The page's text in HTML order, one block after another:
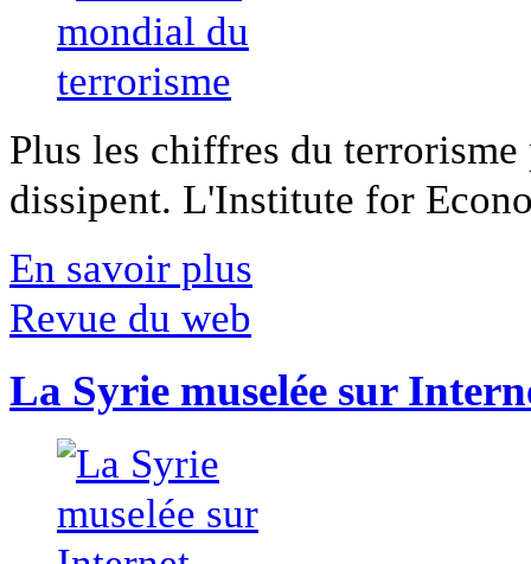
Plus les chiffres du
dissipent. L'Institute for
En savoir plus
Revue du web
La Syrie muselée sur